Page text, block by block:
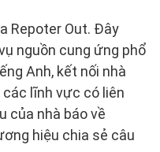
Repoter Out. Đây
nguồn cung ứng phổ
Anh, kết nối nhà
lĩnh vực có liên
của nhà báo về
hiệu chia sẻ câu